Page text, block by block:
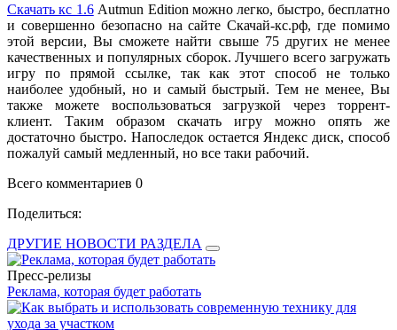
Скачать кс 1.6Autmun Edition можно легко, быстро, бесплатно
и совершенно безопасно на сайте Скачай-кс.рф, где помимо
этой версии, Вы сможете найти свыше 75 других не менее
качественных и популярных сборок. Лучшего всего загружать
игру по прямой ссылке, так как этот способ не только
наиболее удобный, но и самый быстрый. Тем не менее, Вы
также можете воспользоваться загрузкой через торрент-
клиент. Таким образом скачать игру можно опять же
достаточно быстро. Напоследок остается Яндекс диск, способ
пожалуй самый медленный, но все таки рабочий.
Всего комментариев 0
Поделиться:
ДРУГИЕ НОВОСТИ РАЗДЕЛА
Пресс-релизы
Реклама, которая будет работать